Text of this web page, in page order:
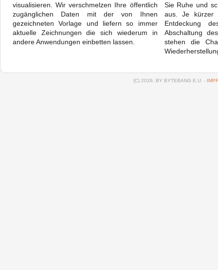
visualisieren. Wir verschmelzen Ihre öffentlich
zugänglichen Daten mit der von Ihnen
gezeichneten Vorlage und liefern so immer
aktuelle Zeichnungen die sich wiederum in
andere Anwendungen einbetten lassen.
Sie Ruhe und
aus. Je kürzer
Entdeckung
Abschaltung
stehen die
(C) 2026, BY BYTEBANG E.U. -